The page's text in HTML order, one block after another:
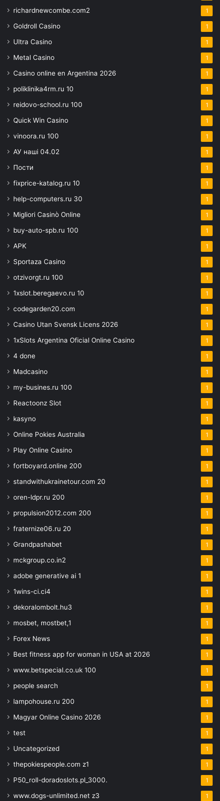
richardnewcombe.com2 1
Goldroll Casino 1
Ultra Casino 1
Metal Casino 1
Casino online en Argentina 2026 1
poliklinika4rm.ru 10 1
reidovo-school.ru 100 1
Quick Win Casino 1
vinoora.ru 100 1
АУ наші 04.02 1
Пости 1
fixprice-katalog.ru 10 1
help-computers.ru 30 1
Migliori Casinò Online 1
buy-auto-spb.ru 100 1
APK 1
Sportaza Casino 1
otzivorgt.ru 100 1
1xslot.beregaevo.ru 10 1
codegarden20.com 1
Casino Utan Svensk Licens 2026 1
1xSlots Argentina Oficial Online Casino 1
4 done 1
Madcasino 1
my-busines.ru 100 1
Reactoonz Slot 1
kasyno 1
Online Pokies Australia 1
Play Online Casino 1
fortboyard.online 200 1
standwithukrainetour.com 20 1
oren-ldpr.ru 200 1
propulsion2012.com 200 1
fraternize06.ru 20 1
Grandpashabet 1
mckgroup.co.in2 1
adobe generative ai 1 1
1wins-ci.ci4 1
dekoralombolt.hu3 1
mosbet, mostbet,1 1
Forex News 1
Best fitness app for woman in USA at 2026 1
www.betspecial.co.uk 100 1
people search 1
lampohouse.ru 200 1
Magyar Online Casino 2026 1
test 1
Uncategorized 1
thepokiespeople.com z1 1
P50_roll-doradoslots.pl_3000. 1
www.dogs-unlimited.net z3 1